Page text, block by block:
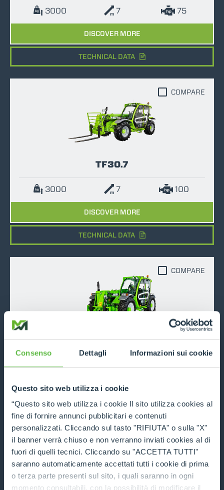
Consenso Dettagli Informazioni sui cookie
Questo sito web utilizza i cookie
“Questo sito web utilizza i cookie Il sito utilizza cookies al
fine di fornire annunci pubblicitari e contenuti
personalizzati. Cliccando sul tasto "RIFIUTA" o sulla "X"
il banner verrà chiuso e non verranno inviati cookies al di
fuori di quelli tecnici. Cliccando su "ACCETTA TUTTI"
saranno automaticamente accettati tutti i cookie di prima
o terza parte presenti sul sito, i quali saranno in ogni
momento consultabili, con la possibilità di modificare il
3000 7 75
DISCOVER MORE
TECHNICAL DATA
TF30.7
3000 7 100
DISCOVER MORE
COMPARE
TECHNICAL DATA
TF30.9
3000 9 115
DISCOVER MORE
COMPARE
TECHNICAL DATA
COMPARE